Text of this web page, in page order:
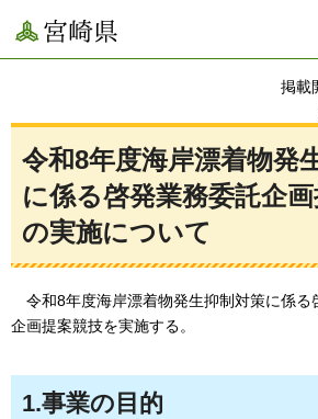
宮崎県
掲載
令和8年度海岸漂着物発
に係る啓発業務委託企
の実施について
令和8年度海岸漂着物発生抑制対策に係る
企画提案競技を実施する。
1.事業の目的